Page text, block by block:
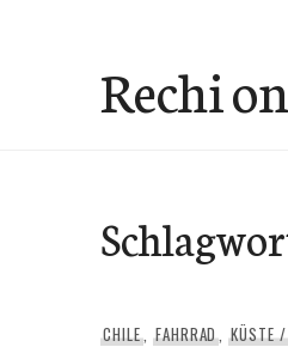
Rechi
CHILE, FAHRRAD,KÜSTE